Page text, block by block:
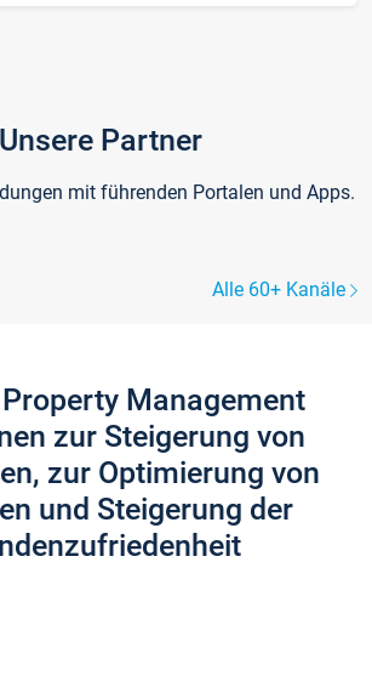
Unsere Partner
mit führenden Portalen und Apps.
Alle 60+ Kanäle
Property Management
zur Steigerung von
zur Optimierung von
und Steigerung der